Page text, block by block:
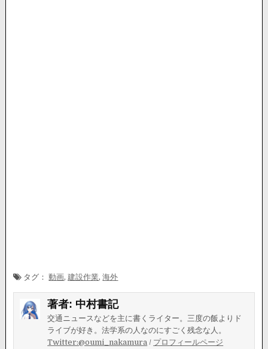
タグ：動画,建設作業,海外
著者: 中村書記
交通ニュースなどを主に書くライター。三度の飯よりド
ライブが好き。法学系の人なのにすごく残念な人。
Twitter:@oumi_nakamura / プロフィールページ